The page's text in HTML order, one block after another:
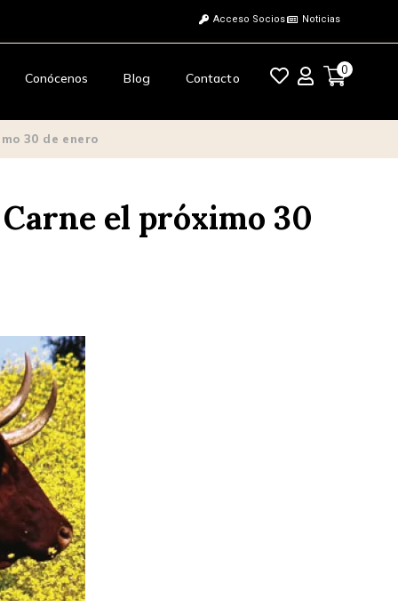
Acceso Socios Noticias
Conócenos Blog Contacto
0
30 de enero
el próximo 30